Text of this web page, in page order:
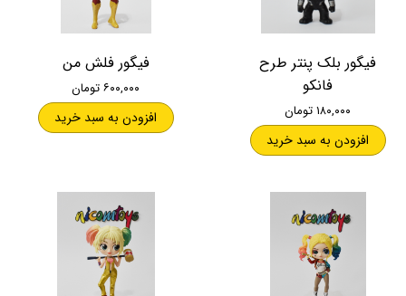
فیگور بلک پنتر طرح
فانکو
۱۸۰,۰۰۰ تومان
افزودن به سبد خرید
فیگور فلش من
۶۰۰,۰۰۰ تومان
افزودن به سبد خرید